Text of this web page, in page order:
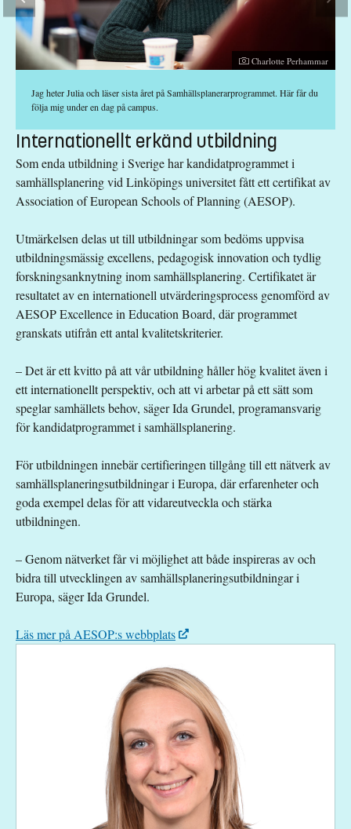
Fotograf:
Charlotte Perhammar
Jag heter Julia och läser sista året på Samhällsplanerarprogrammet. Här får du
följa mig under en dag på campus.
Internationellt erkänd utbildning
Som enda utbildning i Sverige har kandidatprogrammet i
samhällsplanering vid Linköpings universitet fått ett certifikat av
Association of European Schools of Planning (AESOP).
Utmärkelsen delas ut till utbildningar som bedöms uppvisa
utbildningsmässig excellens, pedagogisk innovation och tydlig
forskningsanknytning inom samhällsplanering. Certifikatet är
resultatet av en internationell utvärderingsprocess genomförd av
AESOP Excellence in Education Board, där programmet
granskats utifrån ett antal kvalitetskriterier.
– Det är ett kvitto på att vår utbildning håller hög kvalitet även i
ett internationellt perspektiv, och att vi arbetar på ett sätt som
speglar samhällets behov, säger Ida Grundel, programansvarig
för kandidatprogrammet i samhällsplanering.
För utbildningen innebär certifieringen tillgång till ett nätverk av
samhällsplaneringsutbildningar i Europa, där erfarenheter och
goda exempel delas för att vidareutveckla och stärka
utbildningen.
– Genom nätverket får vi möjlighet att både inspireras av och
bidra till utvecklingen av samhällsplaneringsutbildningar i
Europa, säger Ida Grundel.
Läs mer på AESOP:s webbplats